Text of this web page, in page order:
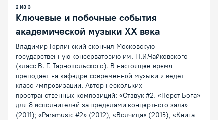
2 ИЗ 3
Ключевые и побочные события
академической музыки XX века
Владимир Горлинский окончил Московскую
государственную консерваторию им. П.И.Чайковского
(класс В. Г. Тарнопольского). В настоящее время
преподает на кафедре современной музыки и ведет
класс импровизации. Автор нескольких
пространственных композиций: «Отзвук #2. «Перст Бога»
для 8 исполнителей за пределами концертного зала»
(2011); «Paramusic #2» (2012), «Волчица» (2013), «Книга